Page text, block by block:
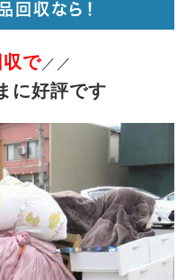
回収なら！
で／／
に好評です